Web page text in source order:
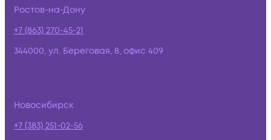
Ростов-на-Дону
+7 (863) 270-45-21
344000, ул. Береговая, 8, офис 409
Новосибирск
+7 (383) 251-02-56